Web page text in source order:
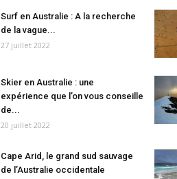
Surf en Australie : A la recherche
de la vague...
27 juillet 2022
Skier en Australie : une
expérience que l’on vous conseille
de...
20 juillet 2022
Cape Arid, le grand sud sauvage
de l’Australie occidentale